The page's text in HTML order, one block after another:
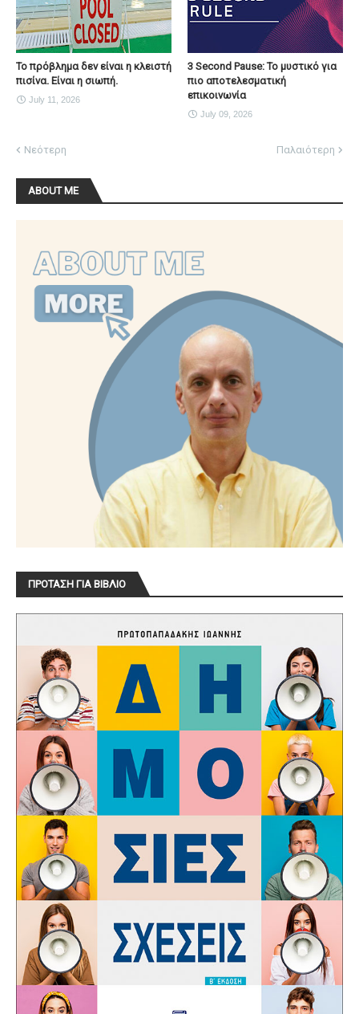
Το πρόβλημα δεν είναι η κλειστή
πισίνα. Είναι η σιωπή.
July 11, 2026
3 Second Pause: Το μυστικό για
πιο αποτελεσματική
επικοινωνία
July 09, 2026
Νεότερη Παλαιότερη
ABOUT ME
ΠΡΟΤΑΣΗ ΓΙΑ ΒΙΒΛΙΟ